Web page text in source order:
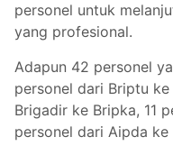
personel untuk
yang profesional.
Adapun 42 personel
personel dari Briptu
Brigadir ke Bripka, 11
personel dari Aipda